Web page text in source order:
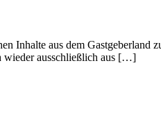
Inhalte aus dem Gastgeberland
wieder ausschließlich aus […]